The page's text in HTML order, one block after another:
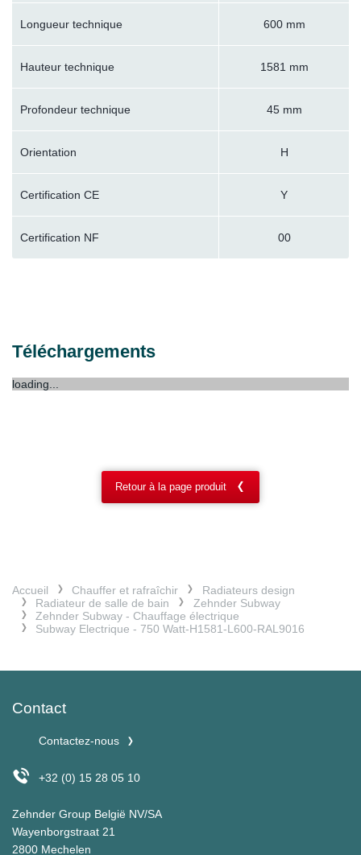
Longueur technique 600 mm
Hauteur technique 1581 mm
Profondeur technique 45 mm
Orientation H
Certification CE Y
Certification NF 00
Téléchargements
loading...
Retour à la page produit
Accueil Chauffer et rafraîchir
Radiateurs design
Radiateur de salle de bain
Zehnder Subway
Zehnder Subway - Chauffage électrique
Subway Electrique - 750 Watt-H1581-L600-RAL9016
Contact
Contactez-nous
+32 (0) 15 28 05 10
Zehnder Group België NV/SA
Wayenborgstraat 21
2800 Mechelen